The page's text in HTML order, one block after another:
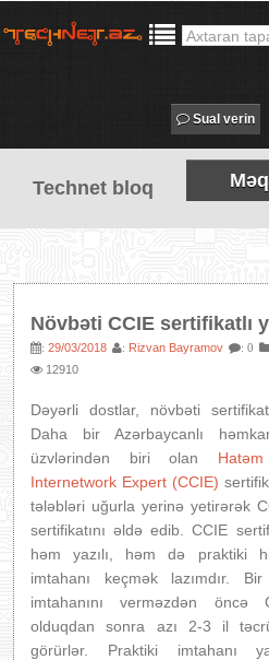
Sual verin
Technet bloq
Növbəti CCIE sertifikatlı
: 29/03/2018 : Rizvan Bayramov : 0
12910
Dəyərli dostlar, növbəti
Daha bir Azərbaycanlı
üzvlərindən biri olan
Internetwork Expert (CCIE)
tələbləri uğurla yerinə yetirərək
sertifikatını əldə edib. CCIE
həm yazılı, həm də praktiki
imtahanı keçmək lazımdır.
imtahanını verməzdən öncə
olduqdan sonra azı 2-3 il
görürlər. Praktiki imtahanı